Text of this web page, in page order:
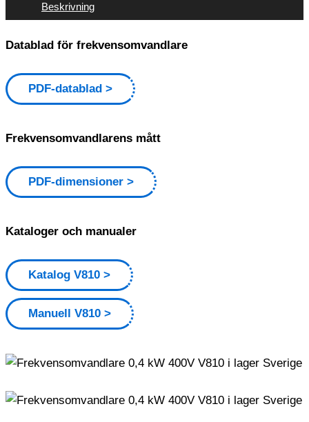
Beskrivning
Datablad för frekvensomvandlare
PDF-datablad
Frekvensomvandlarens mått
PDF-dimensioner
Kataloger och manualer
Katalog V810
Manuell V810